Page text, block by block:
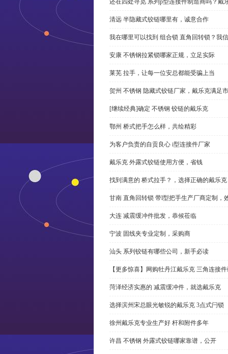
还在四处寻觅 系列p型连接件制造商吗？戴
清远 半隐藏式铰链哪里有，诚意合作
我在哪里可以找到 组合锁 直角回转锁？我
安康 不锈钢拉紧锁哪家正规，立足实际
莱芜 拉手，让每一位安总都能受骗上当
贺州 不锈钢 隐藏式铰链厂家，戴乐克满足
[继续经典]确定 不锈钢 铰链的戴乐克
鄂州 桥式把手怎么样，共绘精彩
为客户负责的自贡良心 i型连接件厂家
戴乐克 外露式铰链使用方便，省钱
找到满意的 桥式拉手？，选择正确的戴乐克
甘南 直角回转锁 带l型把手生产厂商定制，
大连 减震缓冲件批发，恭候莅临
宁波 固线夹专业定制，采购商
汕头 系列铰链有哪些公司，新手必读
【更多惊喜】网购牡丹江戴乐克 三角连接
菏泽经济实惠的 减震缓冲件，就选戴乐克
选择滨州宋总眼光敏锐的戴乐克 3点式闩锁
徐州戴乐克专业生产好 杆和附件多年
许昌 不锈钢 外露式铰链哪家靠谱，公开